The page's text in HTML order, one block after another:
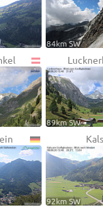
84km SW
89km SW
Kals
92km SW